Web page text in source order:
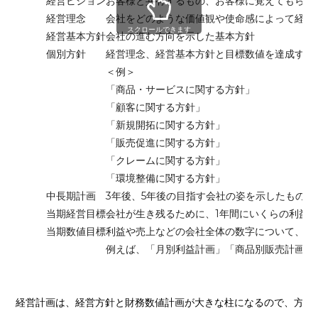
経営理念
会社をどのような価値観や使命感によって経
経営基本方針会社の進む方向を示した基本方針
個別方針
経営理念、経営基本方針と目標数値を達成す
＜例＞
「商品・サービスに関する方針」
「顧客に関する方針」
「新規開拓に関する方針」
「販売促進に関する方針」
「クレームに関する方針」
「環境整備に関する方針」
中長期計画
3年後、5年後の目指す会社の姿を示したもの
当期経営目標会社が生き残るために、1年間にいくらの利益
当期数値目標利益や売上などの会社全体の数字について、
例えば、「月別利益計画」「商品別販売計画
経営計画は、経営方針と財務数値計画が大きな柱になるので、方
スクロールできます